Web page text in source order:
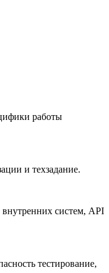
работы
и техзадание.
систем, API
тестирование,